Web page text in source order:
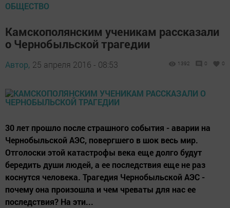
ОБЩЕСТВО
Камскополянским ученикам рассказали
о Чернобыльской трагедии
Автор, 25 апреля 2016 - 08:53 1392 0 0
30 лет прошло после страшного события - аварии на
Чернобыльской АЭС, повергшего в шок весь мир.
Отголоски этой катастрофы века еще долго будут
бередить души людей, а ее последствия еще не раз
коснутся человека. Трагедия Чернобыльской АЭС -
почему она произошла и чем чреваты для нас ее
последствия? На эти...